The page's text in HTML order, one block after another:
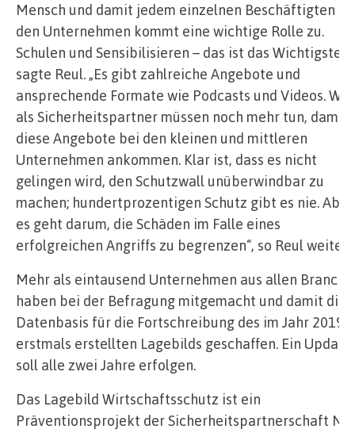
Mensch und damit jedem einzelnen Beschäftigten in
den Unternehmen kommt eine wichtige Rolle zu.
Schulen und Sensibilisieren – das ist das Wichtigste“,
sagte Reul. „Es gibt zahlreiche Angebote und
ansprechende Formate wie Podcasts und Videos. Wir
als Sicherheitspartner müssen noch mehr tun, damit
diese Angebote bei den kleinen und mittleren
Unternehmen ankommen. Klar ist, dass es nicht
gelingen wird, den Schutzwall unüberwindbar zu
machen; hundertprozentigen Schutz gibt es nie. Aber
es geht darum, die Schäden im Falle eines
erfolgreichen Angriffs zu begrenzen“, so Reul weiter.
Mehr als eintausend Unternehmen aus allen
haben bei der Befragung mitgemacht und damit die
Datenbasis für die Fortschreibung des im Jahr 2019
erstmals erstellten Lagebilds geschaffen. Ein Update
soll alle zwei Jahre erfolgen.
Das Lagebild Wirtschaftsschutz ist ein
Präventionsprojekt der Sicherheitspartnerschaft